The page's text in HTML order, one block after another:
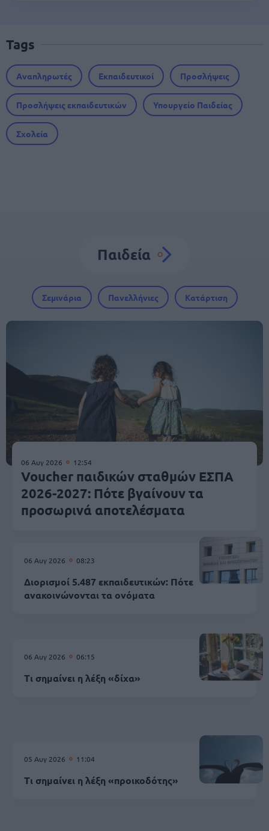
Tags
Αναπληρωτές Εκπαιδευτικοί Προσλήψεις
Προσλήψεις εκπαιδευτικών Υπουργείο Παιδείας
Σχολεία
Παιδεία
Σεμινάρια Πανελλήνιες Κατάρτιση
06 Αυγ 2026 12:54
Voucher παιδικών σταθμών ΕΣΠΑ
2026-2027: Πότε βγαίνουν τα
προσωρινά αποτελέσματα
06 Αυγ 2026 08:23
Διορισμοί 5.487 εκπαιδευτικών: Πότε
ανακοινώνονται τα ονόματα
06 Αυγ 2026 06:15
Τι σημαίνει η λέξη «δίχα»
05 Αυγ 2026 11:04
Τι σημαίνει η λέξη «προικοδότης»